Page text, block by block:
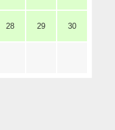
28 29 30